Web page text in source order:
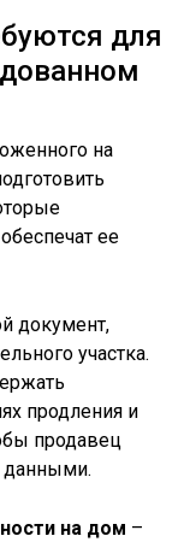
для
на
ее
документ,
участка.
продления и
продавец
данными.
на дом –